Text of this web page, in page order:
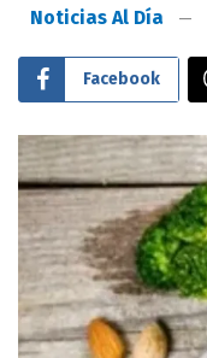
Noticias Al Día
Facebook